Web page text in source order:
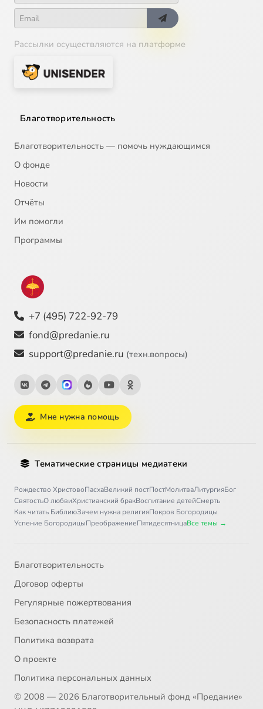
Рассылки осуществляются на платформе
Благотворительность
Благотворительность — помочь нуждающимся
О фонде
Новости
Отчёты
Им помогли
Программы
+7 (495) 722-92-79
fond@predanie.ru
support@predanie.ru (техн.вопросы)
Мне нужна помощь
Тематические страницы медиатеки
Рождество ХристовоПасхаВеликий постПостМолитваЛитургияБог
СвятостьО любвиХристианский бракВоспитание детейСмерть
Как читать БиблиюЗачем нужна религияПокров Богородицы
Успение БогородицыПреображениеПятидесятницаВсе темы →
Благотворительность
Договор оферты
Регулярные пожертвования
Безопасность платежей
Политика возврата
О проекте
Политика персональных данных
© 2008 — 2026 Благотворительный фонд «Предание»